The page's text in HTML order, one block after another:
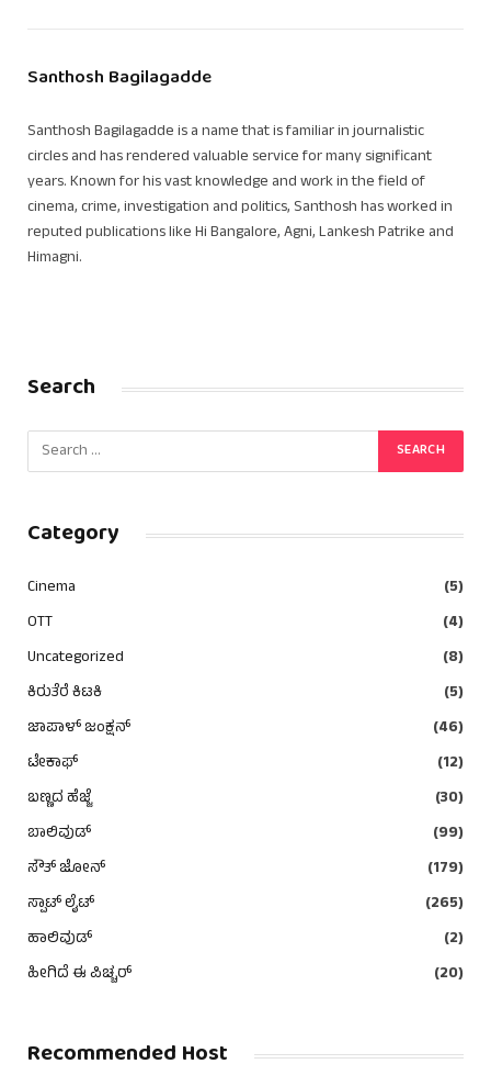
Santhosh Bagilagadde
Santhosh Bagilagadde is a name that is familiar in journalistic
circles and has rendered valuable service for many significant
years. Known for his vast knowledge and work in the field of
cinema, crime, investigation and politics, Santhosh has worked in
reputed publications like Hi Bangalore, Agni, Lankesh Patrike and
Himagni.
Search
Category
Cinema
(5)
OTT
(4)
Uncategorized
(8)
ಕಿರುತೆರೆ ಕಿಟಕಿ
(5)
ಜಾಪಾಳ್ ಜಂಕ್ಷನ್
(46)
ಟೇಕಾಫ್
(12)
ಬಣ್ಣದ ಹೆಜ್ಜೆ
(30)
ಬಾಲಿವುಡ್
(99)
ಸೌತ್ ಜೋನ್
(179)
ಸ್ಪಾಟ್ ಲೈಟ್
(265)
ಹಾಲಿವುಡ್
(2)
ಹೀಗಿದೆ ಈ ಪಿಚ್ಚರ್
(20)
Recommended Host